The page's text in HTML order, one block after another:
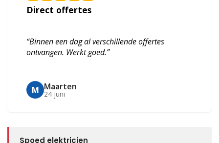
Direct offertes
“Binnen een dag al verschillende offertes
ontvangen. Werkt goed.”
M Maarten
24 juni
Spoed elektricien